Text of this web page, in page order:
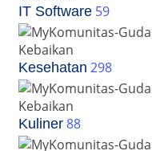
Posting PDF
Posting Link Youtube
Photo Story
Posting File
IT Software 59
Kesehatan 298
Kuliner 88